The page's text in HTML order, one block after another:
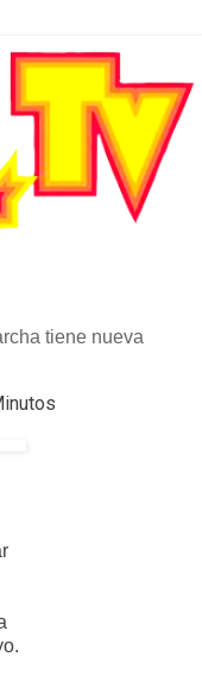
tiene nueva